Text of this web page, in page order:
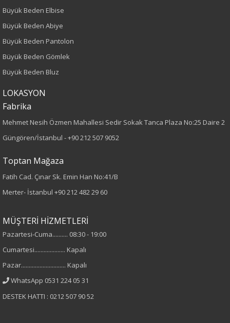
Büyük Beden
Boy
75
Dokuma
Düz
Kumaş
Yaka Tipi
Hakim Yaka
Kadın
Büyük Beden Elbise
Büyük Beden Abiye
Büyük Beden Pantolon
Büyük Beden Gömlek
Büyük Beden Bluz
LOKASYON
Fabrika
Mehmet Nesih Özmen Mahallesi Sedir Sokak Tanca Plaza No:25 Daire 2
Güngören/İstanbul -+90 212 507 9052
Toptan Mağaza
Fatih Cad. Çınar Sk. Emin Han No:41/B
Merter- İstanbul +90 212 482 29 60
MÜŞTERİ HİZMETLERİ
Pazartesi-Cuma.......... 08:30 - 19:00
Cumartesi.................... Kapalı
Pazar............................. Kapalı
WhatsApp 0531 224 05 31
DESTEK HATTI : 0212 507 90 52